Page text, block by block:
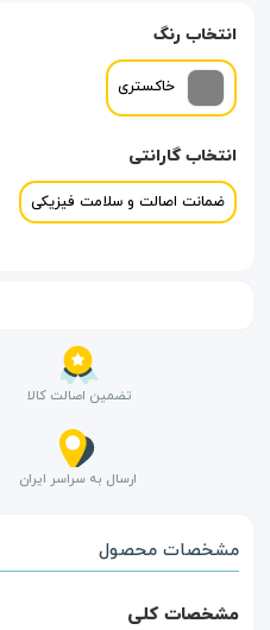
انتخاب رنگ
خاکستری
انتخاب گارانتی
ضمانت اصالت و سلامت فیزیکی
تضمین اصالت کالا
ارسال به سراسر ایران
مشخصات محصول
مشخصات کلی